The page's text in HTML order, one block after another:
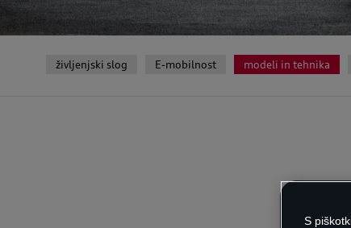
življenjski slog E-mobilnost modeli in tehnika
S